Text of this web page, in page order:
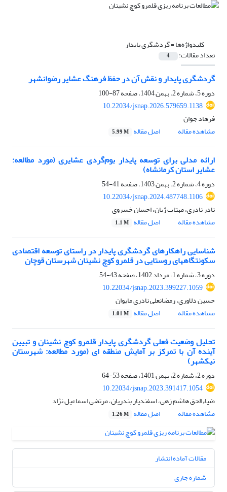
کلیدواژه‌ها =گردشگری پایدار
تعداد مقالات: 4
گردشگری پایدار و نقش آن در حفظ فرهنگ عشایر رضوانشهر
دوره 5، شماره 2، بهمن 1404، صفحه
87-100
10.22034/jsnap.2026.579659.1138
فرهاد جوان
مشاهده مقاله
اصل مقاله 5.99 M
ارائه مدلی برای توسعه پایدار بوم‌گردی عشایری (مورد مطالعه:
عشایر استان کرمانشاه)
دوره 4، شماره 2، بهمن 1403، صفحه
41-54
10.22034/jsnap.2024.487748.1106
نادر نادری، مهتاب ژیان، احسان خسروی
مشاهده مقاله
اصل مقاله 1.1 M
شناسایی راهکارهای گردشگری پایدار در راستای توسعه اقتصادی
سکونتگاه‎های روستایی در قلمرو کوچ نشینان شهرستان قوچان
دوره 3، شماره 1، مرداد 1402، صفحه
43-54
10.22034/jsnap.2023.399227.1059
حسین دلاوری، رمضانعلی نادری مایوان
مشاهده مقاله
اصل مقاله 1.01 M
تحلیل وضعیت فعلی گردشگری پایدار قلمرو کوچ نشینان و تبیین
آینده آن با تمرکز بر آمایش منطقه ای (مورد مطالعه: شهرستان
نیکشهر)
دوره 2، شماره 2، بهمن 1401، صفحه
53-64
10.22034/jsnap.2023.391417.1054
ضیاءالحق هاشم زهی، اسفندیار بندریان، مرتضی اسماعیل نژاد
مشاهده مقاله
اصل مقاله 1.26 M
مقالات آماده انتشار
شماره جاری